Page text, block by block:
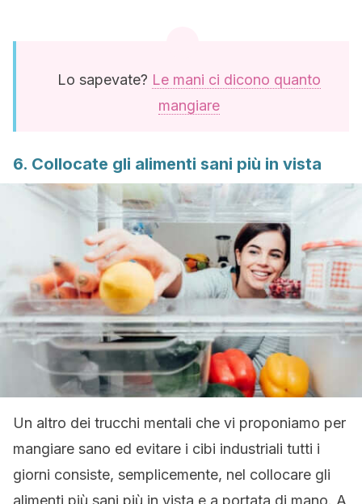
Lo sapevate? Le mani ci dicono quanto
mangiare
6. Collocate gli alimenti sani più in vista
Un altro dei trucchi mentali che vi proponiamo per
mangiare sano ed evitare i cibi industriali tutti i
giorni consiste, semplicemente, nel collocare gli
alimenti più sani più in vista e a portata di mano. A